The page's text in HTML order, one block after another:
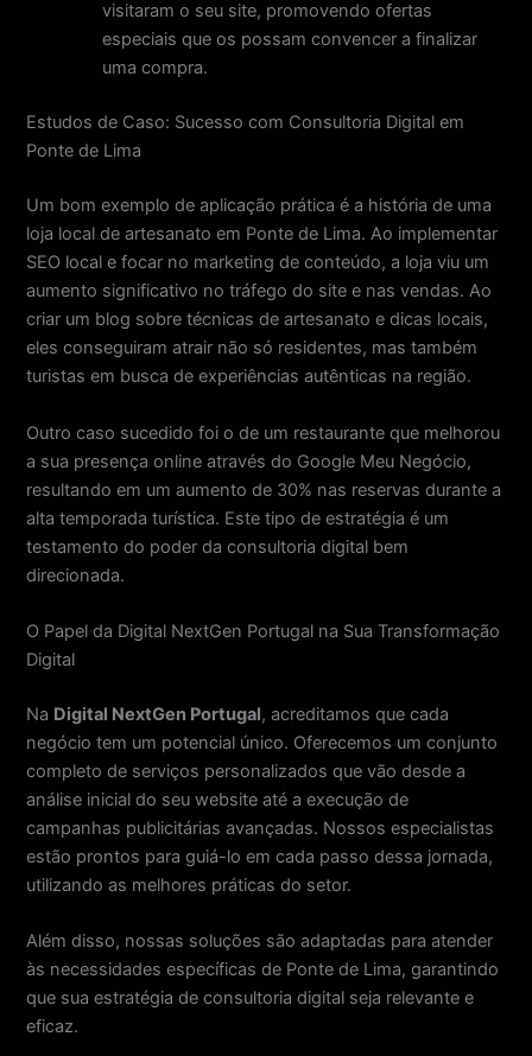
visitaram o seu site, promovendo ofertas
especiais que os possam convencer a finalizar
uma compra.
Estudos de Caso: Sucesso com Consultoria Digital em
Ponte de Lima
Um bom exemplo de aplicação prática é a história de uma
loja local de artesanato em Ponte de Lima. Ao implementar
SEO local e focar no marketing de conteúdo, a loja viu um
aumento significativo no tráfego do site e nas vendas. Ao
criar um blog sobre técnicas de artesanato e dicas locais,
eles conseguiram atrair não só residentes, mas também
turistas em busca de experiências autênticas na região.
Outro caso sucedido foi o de um restaurante que melhorou
a sua presença online através do Google Meu Negócio,
resultando em um aumento de 30% nas reservas durante a
alta temporada turística. Este tipo de estratégia é um
testamento do poder da consultoria digital bem
direcionada.
O Papel da Digital NextGen Portugal na Sua Transformação
Digital
Na Digital NextGen Portugal, acreditamos que cada
negócio tem um potencial único. Oferecemos um conjunto
completo de serviços personalizados que vão desde a
análise inicial do seu website até a execução de
campanhas publicitárias avançadas. Nossos especialistas
estão prontos para guiá-lo em cada passo dessa jornada,
utilizando as melhores práticas do setor.
Além disso, nossas soluções são adaptadas para atender
às necessidades específicas de Ponte de Lima, garantindo
que sua estratégia de consultoria digital seja relevante e
eficaz.